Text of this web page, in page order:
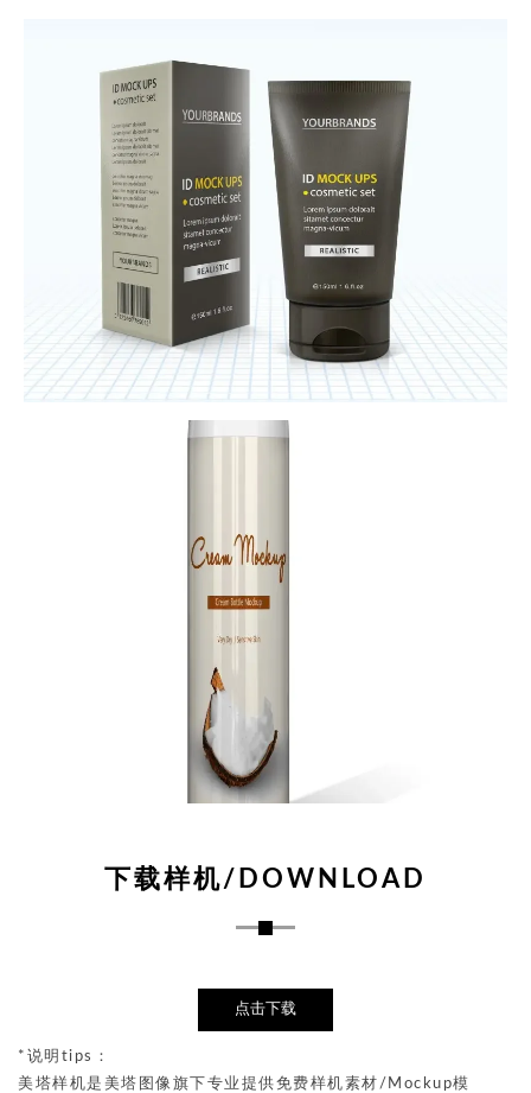
下载样机/DOWNLOAD
点击下载
*说明tips：
美塔样机是美塔图像旗下专业提供免费样机素材/Mockup模